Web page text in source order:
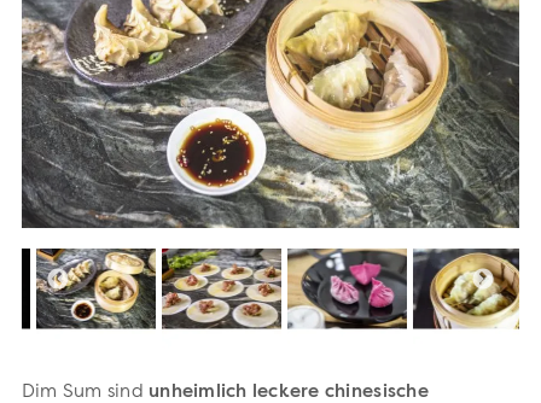
Dim Sum sind unheimlich leckere chinesische